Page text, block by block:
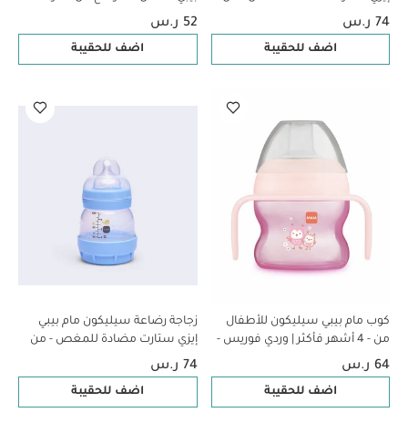
بلو - 160 مل - عبوة من قطعة
74 ر.س
اضف للحقيبة
أشهر فما فوق | شفاف – عبوة
قطعتين
52 ر.س
اضف للحقيبة
كوب مام بيبي سيليكون للأطفال
من - 4 أشهر فأكثر | وردي فوريس -
150 مل - عبوة من قطعة واحدة
64 ر.س
اضف للحقيبة
زجاجة رضاعة سيليكون مام بيبي
إيزي ستارت مضادة للمغص - من
بلو - 130 مل - عبوة من قطعة
74 ر.س
اضف للحقيبة